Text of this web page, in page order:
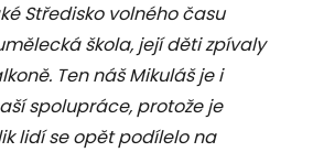
Středisko volného času
škola, její děti zpívaly
Ten náš Mikuláš je i
spolupráce, protože je
lidí se opět podílelo na